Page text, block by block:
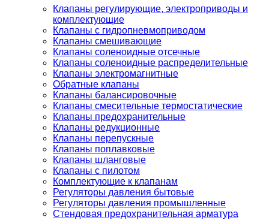
Клапаны регулирующие, электроприводы и
комплектующие
Клапаны с гидропневмоприводом
Клапаны смешивающие
Клапаны соленоидные отсечные
Клапаны соленоидные распределительные
Клапаны электромагнитные
Обратные клапаны
Клапаны балансировочные
Клапаны смесительные термостатические
Клапаны предохранительные
Клапаны редукционные
Клапаны перепускные
Клапаны поплавковые
Клапаны шланговые
Клапаны с пилотом
Комплектующие к клапанам
Регуляторы давления бытовые
Регуляторы давления промышленные
Стендовая предохранительная арматура